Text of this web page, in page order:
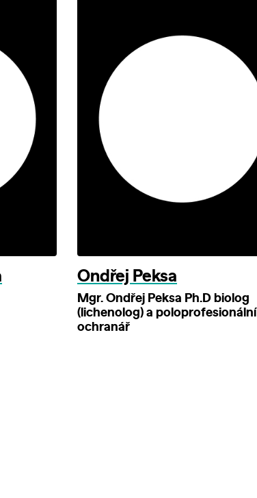
Ondřej Peksa
Mgr. Ondřej Peksa Ph.D biolog
(lichenolog) a poloprofesionální
ochranář